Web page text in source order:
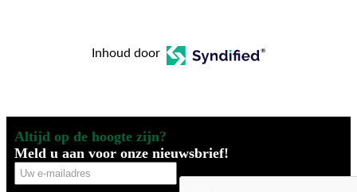
Inhoud door
Altijd op de hoogte zijn?
Meld u aan voor onze nieuwsbrief!
Uw
e-